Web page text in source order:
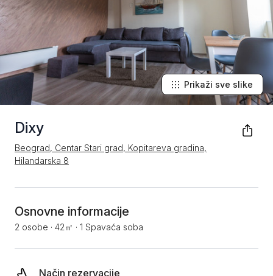
Dixy
Beograd, Centar Stari grad, Kopitareva gradina,
Hilandarska 8
Prikaži sve slike
Osnovne informacije
2 osobe · 42㎡ · 1 Spavaća soba
Način rezervacije